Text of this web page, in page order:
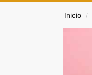
Inicio /